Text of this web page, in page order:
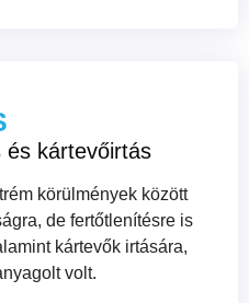
és kártevőirtás
körülmények között
de fertőtlenítésre is
kártevők irtására,
volt.